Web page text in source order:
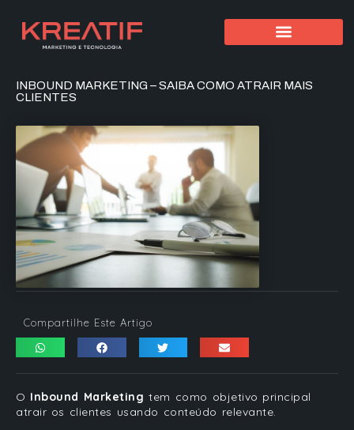
INBOUND MARKETING – SAIBA COMO ATRAIR MAIS
CLIENTES
Compartilhe Este Artigo
O Inbound Marketing tem como objetivo principal
atrair os clientes usando conteúdo relevante.